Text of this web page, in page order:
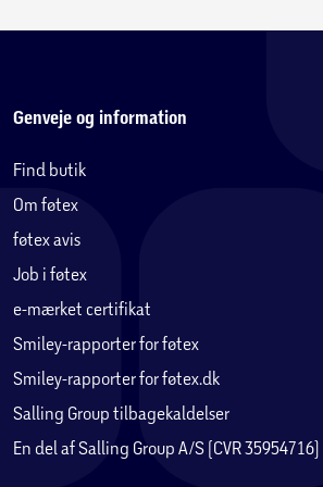
Genveje og information
Find butik
Om føtex
føtex avis
Job i føtex
e-mærket certifikat
Smiley-rapporter for føtex
Smiley-rapporter for føtex.dk
Salling Group tilbagekaldelser
En del af Salling Group A/S (CVR 35954716)